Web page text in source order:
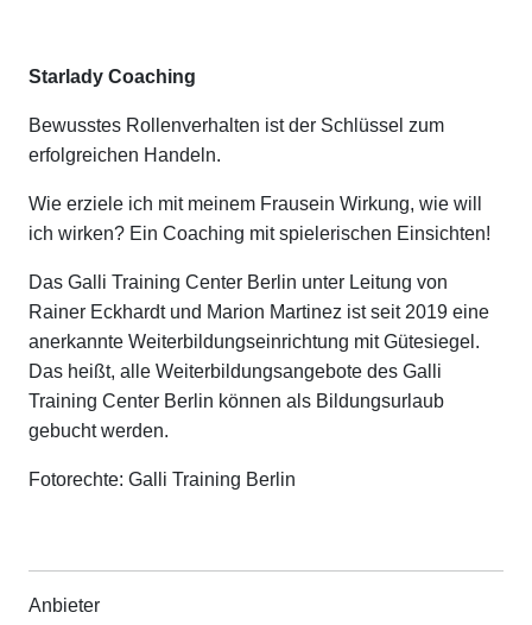
Beschreibung
Starlady Coaching
Bewusstes Rollenverhalten ist der Schlüssel zum
erfolgreichen Handeln.
Wie erziele ich mit meinem Frausein Wirkung, wie will
ich wirken? Ein Coaching mit spielerischen Einsichten!
Das Galli Training Center Berlin unter Leitung von
Rainer Eckhardt und Marion Martinez ist seit 2019 eine
anerkannte Weiterbildungseinrichtung mit Gütesiegel.
Das heißt, alle Weiterbildungsangebote des Galli
Training Center Berlin können als Bildungsurlaub
gebucht werden.
Fotorechte: Galli Training Berlin
Anbieter